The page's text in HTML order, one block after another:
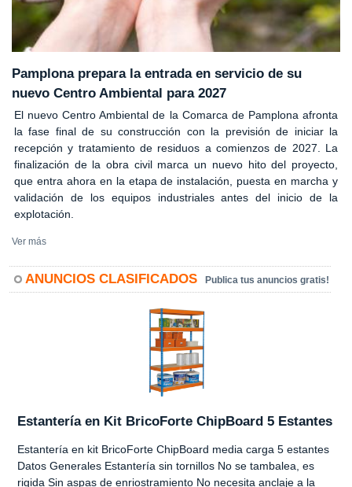
Pamplona prepara la entrada en servicio de su
nuevo Centro Ambiental para 2027
El nuevo Centro Ambiental de la Comarca de Pamplona afronta
la fase final de su construcción con la previsión de iniciar la
recepción y tratamiento de residuos a comienzos de 2027. La
finalización de la obra civil marca un nuevo hito del proyecto,
que entra ahora en la etapa de instalación, puesta en marcha y
validación de los equipos industriales antes del inicio de la
explotación.
Ver más
ANUNCIOS CLASIFICADOS Publica tus anuncios gratis!
Estantería en Kit BricoForte ChipBoard 5 Estantes
Estantería en kit BricoForte ChipBoard media carga 5 estantes
Datos Generales Estantería sin tornillos No se tambalea, es
rigida Sin aspas de enriostramiento No necesita anclaje a la